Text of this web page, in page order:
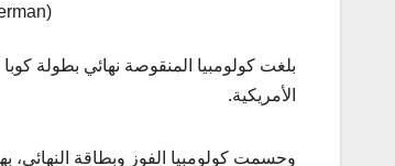
الأمريكية.